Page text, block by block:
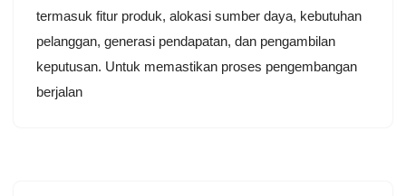
termasuk fitur produk, alokasi sumber daya, kebutuhan
pelanggan, generasi pendapatan, dan pengambilan
keputusan. Untuk memastikan proses pengembangan
berjalan